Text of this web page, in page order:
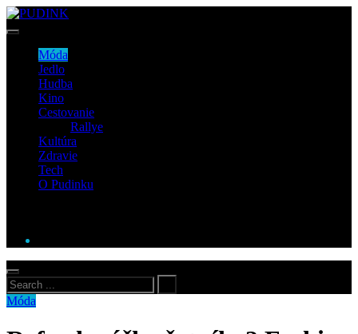
Móda
Jedlo
Hudba
Kino
Cestovanie
Rallye
Kultúra
Zdravie
Tech
O Pudinku
Móda